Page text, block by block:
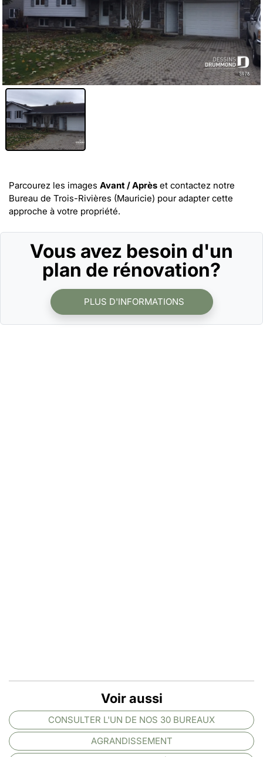
Parcourez les images Avant / Après et contactez notre
Bureau de Trois-Rivières (Mauricie) pour adapter cette
approche à votre propriété.
Vous avez besoin d'un
plan de rénovation?
PLUS D'INFORMATIONS
Voir aussi
CONSULTER L'UN DE NOS 30 BUREAUX
AGRANDISSEMENT